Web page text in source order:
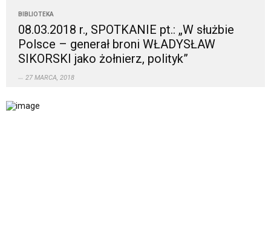
BIBLIOTEKA
08.03.2018 r., SPOTKANIE pt.: „W służbie
Polsce – generał broni WŁADYSŁAW
SIKORSKI jako żołnierz, polityk”
27 MARCA, 2018